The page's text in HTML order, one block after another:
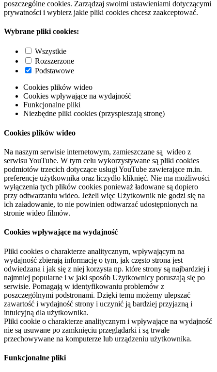
poszczególne cookies. Zarządzaj swoimi ustawieniami dotyczącymi
prywatności i wybierz jakie pliki cookies chcesz zaakceptować.
Wybrane pliki cookies:
Wszystkie
Rozszerzone
Podstawowe
Cookies plików wideo
Cookies wpływające na wydajność
Funkcjonalne pliki
Niezbędne pliki cookies (przyspieszają stronę)
Cookies plików wideo
Na naszym serwisie internetowym, zamieszczane są wideo z
serwisu YouTube. W tym celu wykorzystywane są pliki cookies
podmiotów trzecich dotyczące usługi YouTube zawierające m.in.
preferencje użytkownika oraz liczydło kliknięć. Nie ma możliwości
wyłączenia tych plików cookies ponieważ ładowane są dopiero
przy odtwarzaniu wideo. Jeżeli więc Użytkownik nie godzi się na
ich załadowanie, to nie powinien odtwarzać udostępnionych na
stronie wideo filmów.
Cookies wpływające na wydajność
Pliki cookies o charakterze analitycznym, wpływającym na
wydajność zbierają informację o tym, jak często strona jest
odwiedzana i jak się z niej korzysta np. które strony są najbardziej i
najmniej popularne i w jaki sposób Użytkownicy poruszają się po
serwisie. Pomagają w identyfikowaniu problemów z
poszczególnymi podstronami. Dzięki temu możemy ulepszać
zawartość i wydajność strony i uczynić ją bardziej przyjazną i
intuicyjną dla użytkownika.
Pliki cookie o charakterze analitycznym i wpływające na wydajność
nie są usuwane po zamknięciu przeglądarki i są trwale
przechowywane na komputerze lub urządzeniu użytkownika.
Funkcjonalne pliki